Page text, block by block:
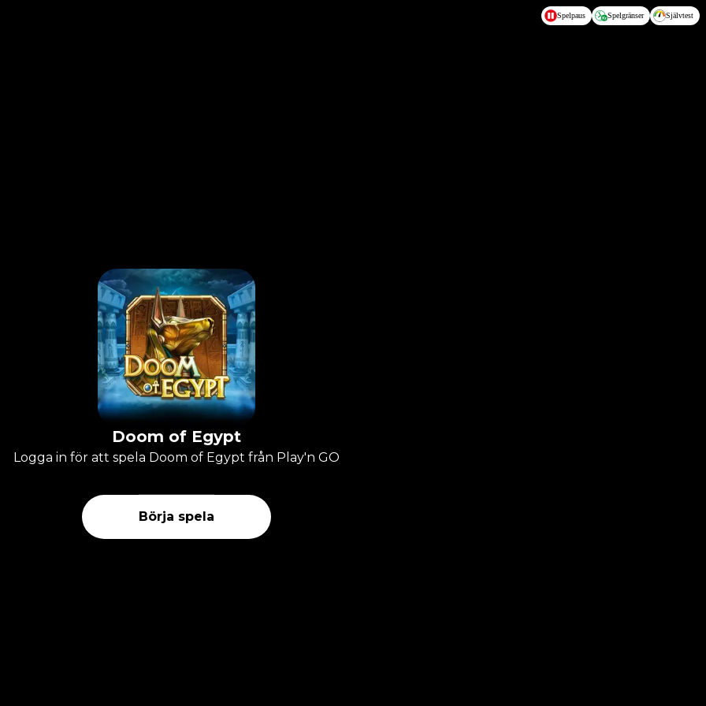
Spelpaus Spelgränser Självtest
Doom of Egypt
Logga in för att spela Doom of Egypt från Play'n GO
Börja spela